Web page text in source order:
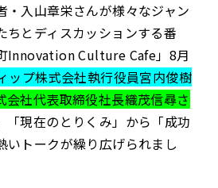
・入山章栄さんが様々なジャン
ちとディスカッションする番
Innovation Culture Cafe」8月
ップ株式会社執行役員宮内俊樹
会社代表取締役社長織茂信尋さ
「現在のとりくみ」から「成功
いトークが繰り広げられまし